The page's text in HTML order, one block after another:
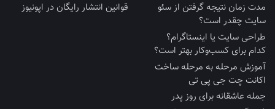
مدت زمان نتیجه گرفتن از سئو
سایت چقدر است؟
طراحی سایت یا اینستاگرام؟
کدام برای کسب‌وکار بهتر است؟
آموزش مرحله به مرحله ساخت
اکانت چت جی پی تی
جمله عاشقانه برای روز پدر
قوانین انتشار رایگان در اپونیوز